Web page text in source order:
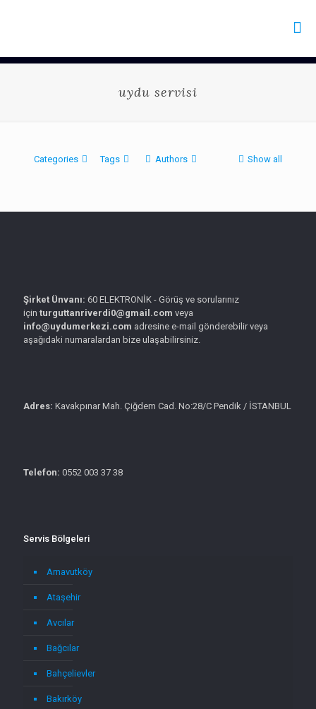
uydu servisi
Categories Tags Authors Show all
Şirket Ünvanı: 60 ELEKTRONİK - Görüş ve sorularınız
için turguttanriverdi0@gmail.com veya
info@uydumerkezi.com adresine e-mail gönderebilir veya
aşağıdaki numaralardan bize ulaşabilirsiniz.
Adres: Kavakpınar Mah. Çiğdem Cad. No:28/C Pendik / İSTANBUL
Telefon: 0552 003 37 38
Servis Bölgeleri
Arnavutköy
Ataşehir
Avcılar
Bağcılar
Bahçelievler
Bakırköy